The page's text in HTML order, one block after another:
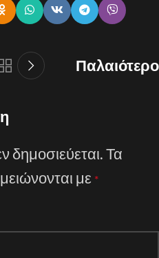
Παλαιότερο
δημοσιεύεται.Τα
με *